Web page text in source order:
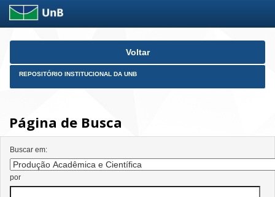
Skip
Voltar
REPOSITÓRIO INSTITUCIONAL DA UNB
Página de Busca
Buscar em:
por